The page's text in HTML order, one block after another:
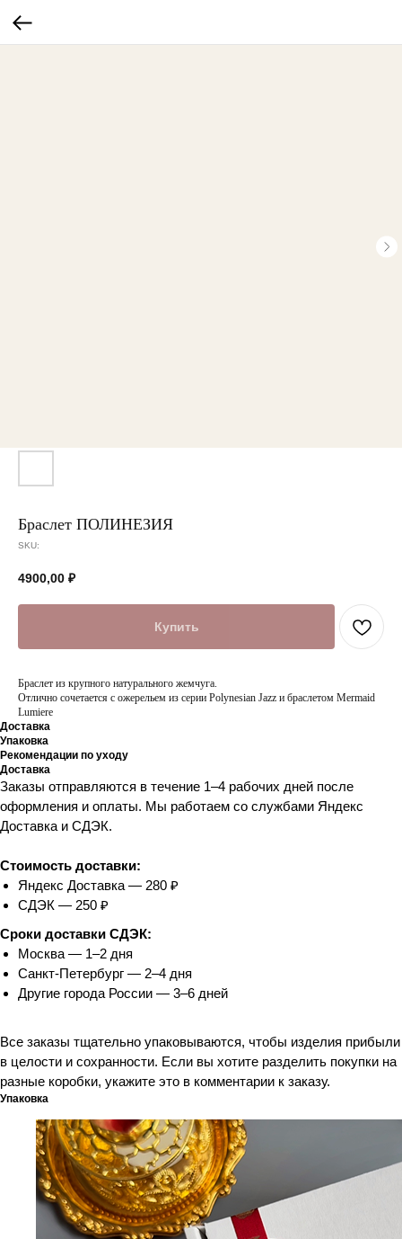
Браслет ПОЛИНЕЗИЯ
SKU:
4900,00 ₽
Купить
Браслет из крупного натурального жемчуга.
Отлично сочетается с ожерельем из серии Polynesian Jazz и браслетом Mermaid
Lumiere
Доставка
Упаковка
Рекомендации по уходу
Доставка
Заказы отправляются в течение 1–4 рабочих дней после
оформления и оплаты. Мы работаем со службами Яндекс
Доставка и СДЭК.
Стоимость доставки:
Яндекс Доставка — 280 ₽
СДЭК — 250 ₽
Сроки доставки СДЭК:
Москва — 1–2 дня
Санкт-Петербург — 2–4 дня
Другие города России — 3–6 дней
Все заказы тщательно упаковываются, чтобы изделия прибыли
в целости и сохранности. Если вы хотите разделить покупки на
разные коробки, укажите это в комментарии к заказу.
Упаковка